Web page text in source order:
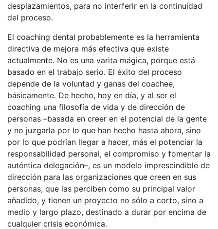
desplazamientos, para no interferir en la continuidad
del proceso.
El coaching dental probablemente es la herramienta
directiva de mejora más efectiva que existe
actualmente. No es una varita mágica, porque está
basado en el trabajo serio. El éxito del proceso
depende de la voluntad y ganas del coachee,
básicamente. De hecho, hoy en día, y al ser el
coaching una filosofía de vida y de dirección de
personas –basada en creer en el potencial de la gente
y no juzgarla por lo que han hecho hasta ahora, sino
por lo que podrían llegar a hacer, más el potenciar la
responsabilidad personal, el compromiso y fomentar la
auténtica delegación–, es un modelo imprescindible de
dirección para las organizaciones que creen en sus
personas, que las perciben como su principal valor
añadido, y tienen un proyecto no sólo a corto, sino a
medio y largo plazo, destinado a durar por encima de
cualquier crisis económica.